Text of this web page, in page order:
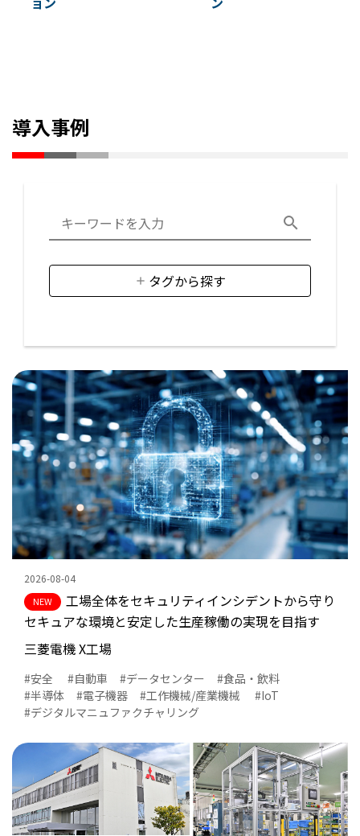
導入事例
タグから探す
課題
#生産性向上
#短納期化
#開発効率化
#環境・省エネ
#コストダウン
#保守
#品質向上
#安全
#トレーサビリティ
業種
#ディスプレイ
#EMS
#物流
#食品・飲料
#半導体
#電子機器
#工作機械/産業機械
2026-08-04
工場全体をセキュリティインシデントから守り
セキュアな環境と安定した生産稼働の実現を目指す
三菱電機 X工場
安全 自動車 データセンター
食品・飲料
半導体
電子機器 工作機械/産業機械
IoT
デジタルマニュファクチャリング